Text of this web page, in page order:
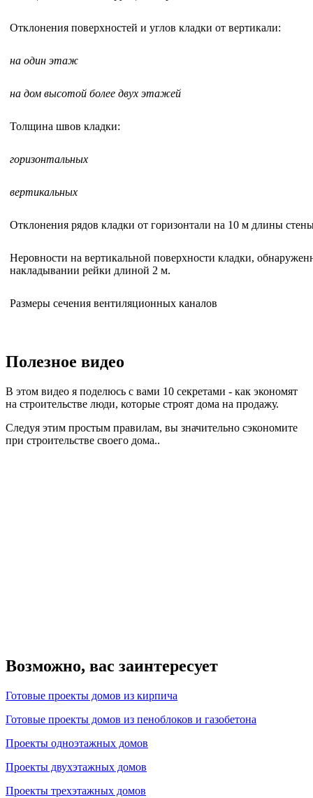
Отклонения поверхностей и углов кладки от вертикали:
на один этаж
на дом высотой более двух этажей
Толщина швов кладки:
горизонтальных
вертикальных
Отклонения рядов кладки от горизонтали на 10 м длины
Неровности на вертикальной поверхности кладки,
накладывании рейки длиной 2 м.
Размеры сечения вентиляционных каналов
Полезное видео
В этом видео я поделюсь с вами 10 секретами - как экономят
на строительстве люди, которые строят дома на продажу.
Следуя этим простым правилам, вы значительно сэкономите
при строительстве своего дома..
Возможно, вас заинтересует
Готовые проекты домов из кирпича
Готовые проекты домов из пеноблоков и газобетона
Проекты одноэтажных домов
Проекты двухэтажных домов
Проекты трехэтажных домов